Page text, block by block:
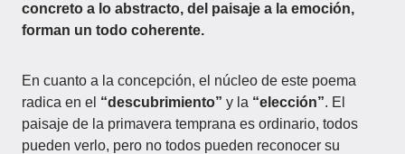
concreto a lo abstracto, del paisaje a la emoción,
forman un todo coherente.
En cuanto a la concepción, el núcleo de este poema
radica en el “descubrimiento” y la “elección”. El
paisaje de la primavera temprana es ordinario, todos
pueden verlo, pero no todos pueden reconocer su